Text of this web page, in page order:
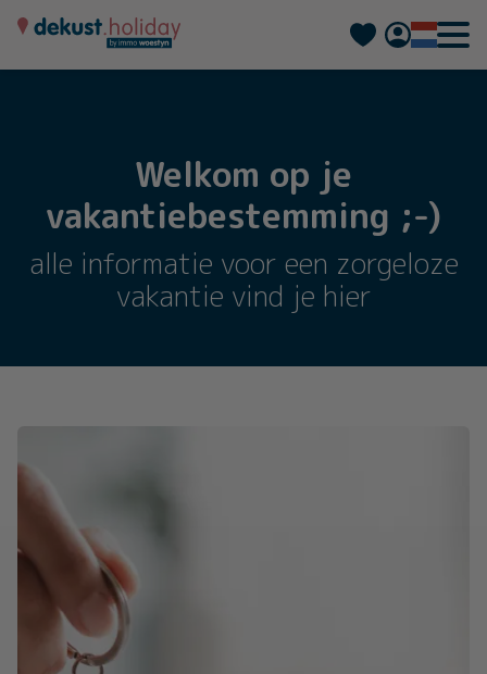
Français
Welkom op je
vakantiebestemming ;-)
alle informatie voor een zorgeloze
vakantie vind je hier